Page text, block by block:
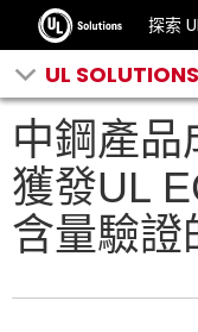
探索
UL
中鋼產品
獲發UL
含量驗證